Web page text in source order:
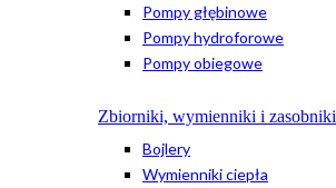
Pompy głębinowe
Pompy hydroforowe
Pompy obiegowe
Zbiorniki, wymienniki i zasobniki
Bojlery
Wymienniki ciepła